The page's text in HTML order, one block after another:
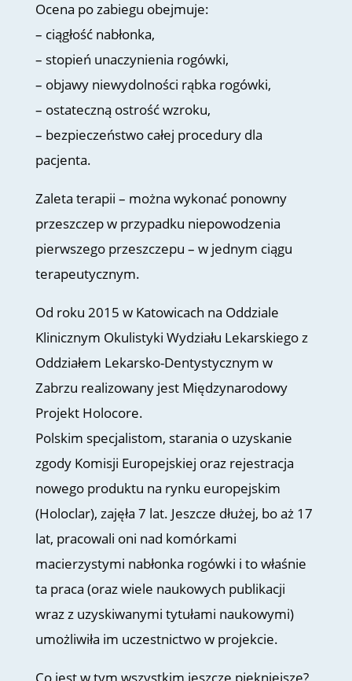
Ocena po zabiegu obejmuje:
– ciągłość nabłonka,
– stopień unaczynienia rogówki,
– objawy niewydolności rąbka rogówki,
– ostateczną ostrość wzroku,
– bezpieczeństwo całej procedury dla
pacjenta.
Zaleta terapii – można wykonać ponowny
przeszczep w przypadku niepowodzenia
pierwszego przeszczepu – w jednym ciągu
terapeutycznym.
Od roku 2015 w Katowicach na Oddziale
Klinicznym Okulistyki Wydziału Lekarskiego z
Oddziałem Lekarsko-Dentystycznym w
Zabrzu realizowany jest Międzynarodowy
Projekt Holocore.
Polskim specjalistom, starania o uzyskanie
zgody Komisji Europejskiej oraz rejestracja
nowego produktu na rynku europejskim
(Holoclar), zajęła 7 lat. Jeszcze dłużej, bo aż 17
lat, pracowali oni nad komórkami
macierzystymi nabłonka rogówki i to właśnie
ta praca (oraz wiele naukowych publikacji
wraz z uzyskiwanymi tytułami naukowymi)
umożliwiła im uczestnictwo w projekcie.
Co jest w tym wszystkim jeszcze piękniejsze?